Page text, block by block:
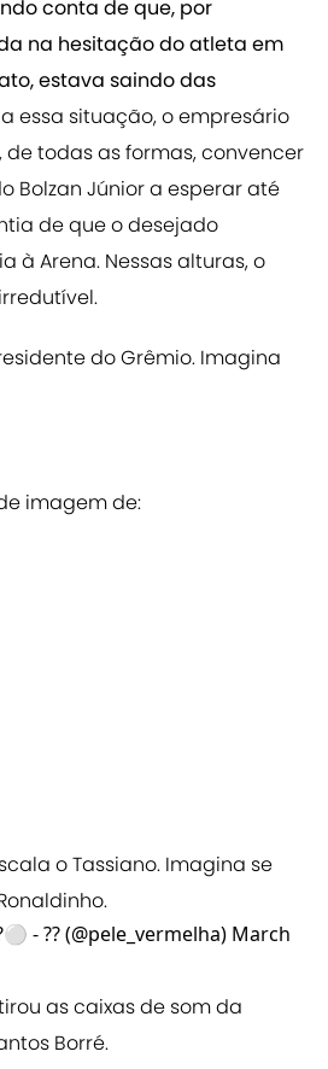
conta de que, por
na hesitação do atleta em
estava saindo das
a essa situação, o empresário
todas as formas, convencer
Bolzan Júnior a esperar até
de que o desejado
à Arena. Nessas alturas, o
do Grêmio. Imagina
imagem de:
o Tassiano. Imagina se
- ?? (@pele_vermelha) March
as caixas de som da
Borré.